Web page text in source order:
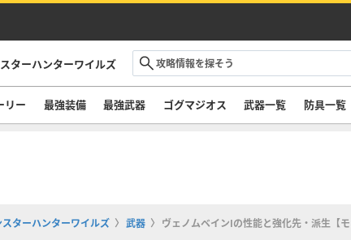
ターハンターワイルズ
リー 最強装備 最強武器 ゴグマジオス 武器一覧 防具一覧
ターハンターワイルズ 武器 ヴェノムベインⅠの性能と強化先・派生【